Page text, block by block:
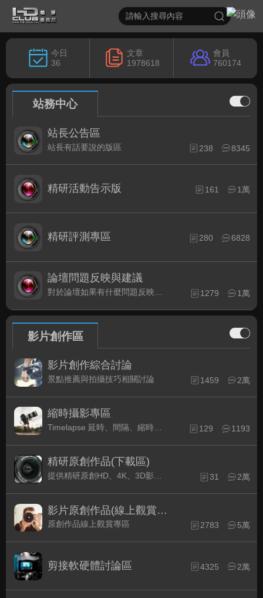
今日
36
文章
1978618
會員
760174
站務中心
站長公告區
站長有話要說的版區 238 8345
精研活動告示版 161 1萬
精研評測專區 280 6828
論壇問題反映與建議
對於論壇如果有什麼問題反映或是建議, 竭誠歡迎在這裡盡情發表 1279 1萬
影片創作區
影片創作綜合討論
景點推薦與拍攝技巧相關討論 1459 2萬
縮時攝影專區
129 1193
精研原創作品(下載區)
提供精研原創HD、4K、3D影片作品下載專區 31 2萬
影片原創作品(線上觀賞區)
原創作品線上觀賞專區 2783 5萬
剪接軟硬體討論區 4325 2萬